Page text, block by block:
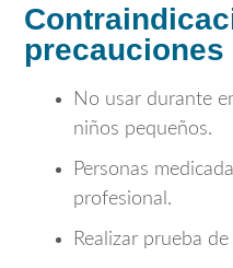
precauciones
No usar durante
niños pequeños.
Personas
profesional.
Realizar prueba